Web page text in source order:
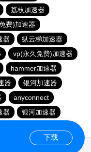
荔枝加速器
费)加速器
器
纵云梯加速器
vp(永久免费)加速器
hammer加速器
器
银河加速器
anyconnect
器
银河加速器
下载